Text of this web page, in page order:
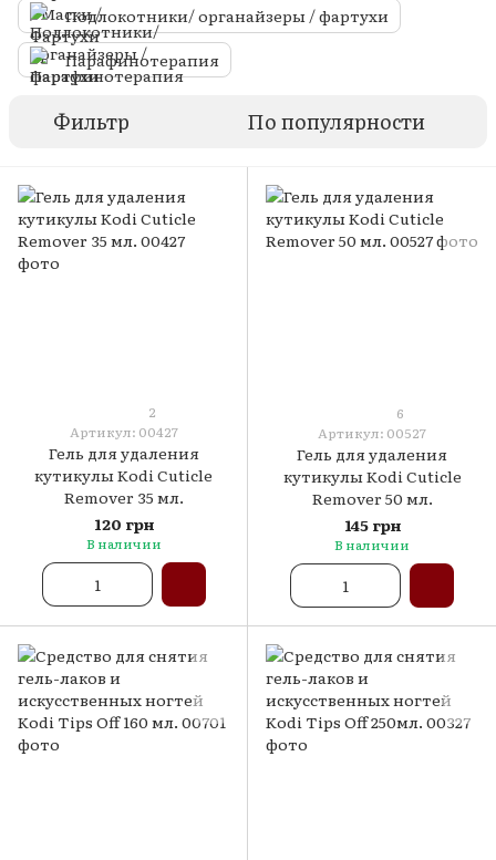
Подлокотники/ органайзеры / фартухи
Парафинотерапия
Фильтр По популярности
2
Артикул: 00427
Гель для удаления
кутикулы Kodi Cuticle
Remover 35 мл.
120 грн
В наличии
6
Артикул: 00527
Гель для удаления
кутикулы Kodi Cuticle
Remover 50 мл.
145 грн
В наличии